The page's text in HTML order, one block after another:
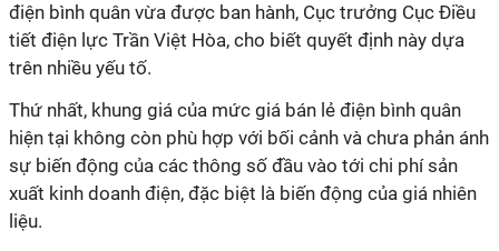
điện bình quân vừa được ban hành, Cục trưởng Cục Điều
tiết điện lực Trần Việt Hòa, cho biết quyết định này dựa
trên nhiều yếu tố.
Thứ nhất, khung giá của mức giá bán lẻ điện bình quân
hiện tại không còn phù hợp với bối cảnh và chưa phản ánh
sự biến động của các thông số đầu vào tới chi phí sản
xuất kinh doanh điện, đặc biệt là biến động của giá nhiên
liệu.